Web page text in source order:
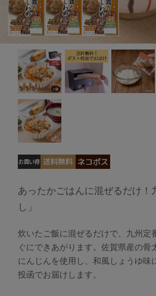
あったかごはんに混ぜるだけ！
し」
炊いたご飯に混ぜるだけで、九州定
ぐにできあがります。佐賀県産の骨
にんじんを使用し、和風しょうゆ味
投函でお届けします。